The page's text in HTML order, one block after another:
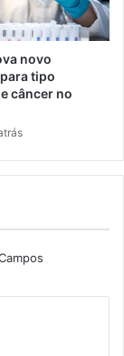
novo
tipo
câncer no